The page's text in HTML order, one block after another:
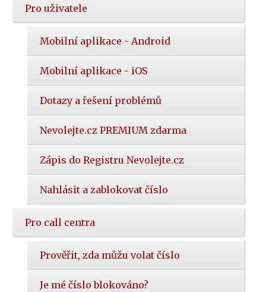
Pro uživatele
Mobilní aplikace - Android
Mobilní aplikace - iOS
Dotazy a řešení problémů
Nevolejte.cz PREMIUM zdarma
Zápis do Registru Nevolejte.cz
Nahlásit a zablokovat číslo
Pro call centra
Prověřit, zda můžu volat číslo
Je mé číslo blokováno?